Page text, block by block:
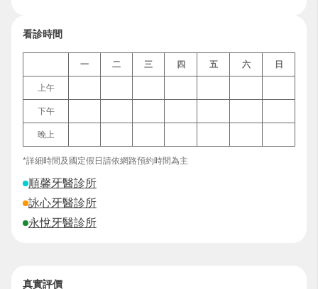
看診時間
一 二 三 四 五 六 日
上午
下午
晚上
*詳細時間及國定假日請依網路預約時間為主
順馨牙醫診所
詠心牙醫診所
永悅牙醫診所
真實評價